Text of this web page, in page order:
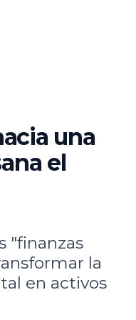
una
el
"finanzas
la
en activos